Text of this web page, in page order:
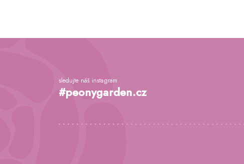
Z
sledujte náš instagram
#peonygarden.cz